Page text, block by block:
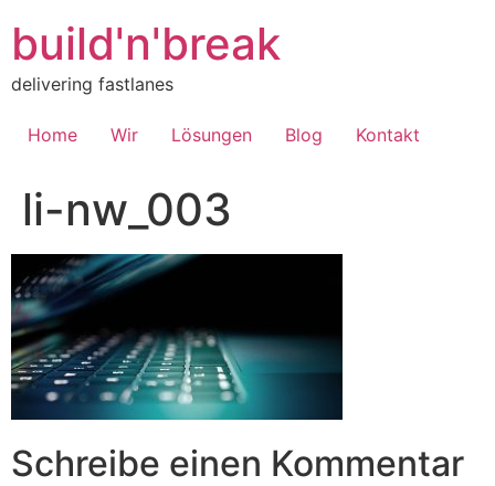
springen
build'n'break
delivering fastlanes
Home Wir Lösungen Blog Kontakt
li-nw_003
Schreibe einen Kommentar